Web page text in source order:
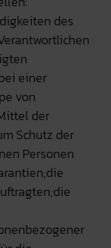
des
einer
von
der
Schutz der
Personen